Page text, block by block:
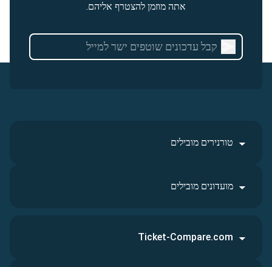
אתה מוזמן להצטרף אליהם.
טורנירים מובילים
מועדונים מובילים
Ticket-Compare.com